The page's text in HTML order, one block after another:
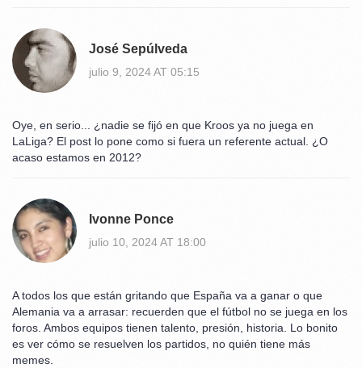
José Sepúlveda
julio 9, 2024 AT 05:15
Oye, en serio... ¿nadie se fijó en que Kroos ya no juega en
LaLiga? El post lo pone como si fuera un referente actual. ¿O
acaso estamos en 2012?
Ivonne Ponce
julio 10, 2024 AT 18:00
A todos los que están gritando que España va a ganar o que
Alemania va a arrasar: recuerden que el fútbol no se juega en los
foros. Ambos equipos tienen talento, presión, historia. Lo bonito
es ver cómo se resuelven los partidos, no quién tiene más
memes.